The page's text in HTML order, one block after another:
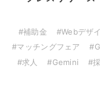
#補助金 #Webデザ
#マッチングフェア
#求人
#Gemini #